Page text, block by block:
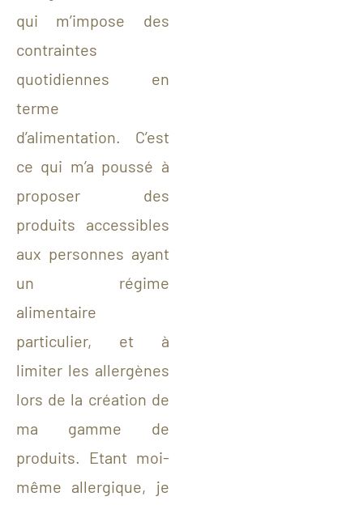
qui m’impose des
contraintes
quotidiennes en
terme
d’alimentation. C’est
ce qui m’a poussé à
proposer des
produits accessibles
aux personnes ayant
un régime
alimentaire
particulier, et à
limiter les allergènes
lors de la création de
ma gamme de
produits. Etant moi-
même allergique, je